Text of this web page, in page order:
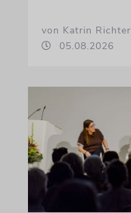
von Katrin Richter
05.08.2026